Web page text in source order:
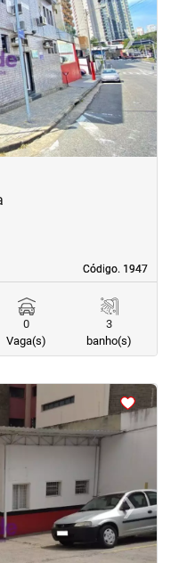
›Next
Código. 1947
Código. 1947
0
Vaga(s)
3
banho(s)
›Next